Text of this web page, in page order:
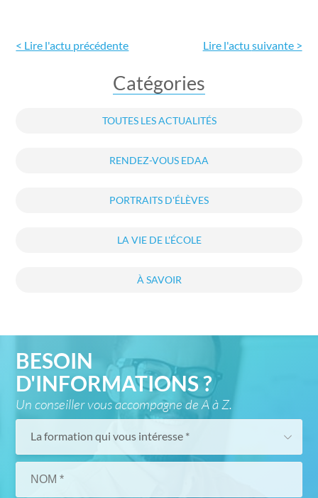
< Lire l'actu précédente Lire l'actu suivante >
Catégories
TOUTES LES ACTUALITÉS
RENDEZ-VOUS EDAA
PORTRAITS D'ÉLÈVES
LA VIE DE L'ÉCOLE
À SAVOIR
BESOIN
D'INFORMATIONS ?
Un conseiller vous accompagne de A à Z.
La formation qui vous intéresse *